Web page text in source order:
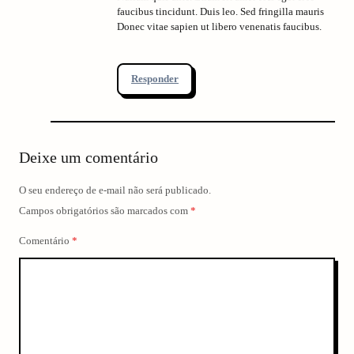
faucibus tincidunt. Duis leo. Sed fringilla mauris
Donec vitae sapien ut libero venenatis faucibus.
Responder
Deixe um comentário
O seu endereço de e-mail não será publicado.
Campos obrigatórios são marcados com *
Comentário *